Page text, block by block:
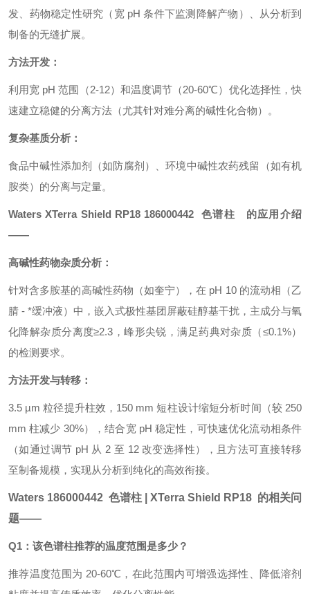
发、药物稳定性研究（宽 pH 条件下监测降解产物）、从分析到
制备的无缝扩展。
方法开发：
利用宽 pH 范围（2-12）和温度调节（20-60℃）优化选择性，快
速建立稳健的分离方法（尤其针对难分离的碱性化合物）。
复杂基质分析：
食品中碱性添加剂（如防腐剂）、环境中碱性农药残留（如有机
胺类）的分离与定量。
Waters XTerra Shield RP18 186000442 色谱柱 的应用介绍
——
高碱性药物杂质分析：
针对含多胺基的高碱性药物（如奎宁），在 pH 10 的流动相（乙
腈 - *缓冲液）中，嵌入式极性基团屏蔽硅醇基干扰，主成分与氧
化降解杂质分离度≥2.3，峰形尖锐，满足药典对杂质（≤0.1%）
的检测要求。
方法开发与转移：
3.5 µm 粒径提升柱效，150 mm 短柱设计缩短分析时间（较 250
mm 柱减少 30%），结合宽 pH 稳定性，可快速优化流动相条件
（如通过调节 pH 从 2 至 12 改变选择性），且方法可直接转移
至制备规模，实现从分析到纯化的高效衔接。
Waters 186000442 色谱柱 | XTerra Shield RP18 的相关问
题——
Q1：该色谱柱推荐的温度范围是多少？
推荐温度范围为 20-60℃，在此范围内可增强选择性、降低溶剂